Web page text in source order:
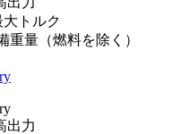
大トルク
重量（燃料を除く）
出力